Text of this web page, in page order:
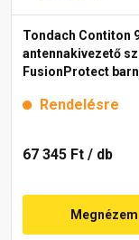
Tondach Contiton
antennakivezető
FusionProtect
Rendelésre
67 345 Ft / db
Megnézem